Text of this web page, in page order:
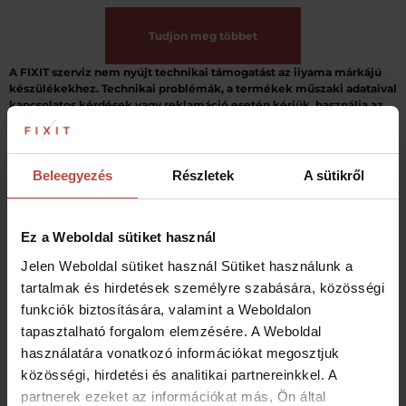
Beleegyezés Részletek A sütikről
Ez a Weboldal sütiket használ
Jelen Weboldal sütiket használ Sütiket használunk a
tartalmak és hirdetések személyre szabására, közösségi
funkciók biztosítására, valamint a Weboldalon
tapasztalható forgalom elemzésére. A Weboldal
használatára vonatkozó információkat megosztjuk
közösségi, hirdetési és analitikai partnereinkkel. A
partnerek ezeket az információkat más, Ön által
Tudjon meg többet
A FIXIT szerviz nem nyújt technikai támogatást az iiyama márkájú
készülékekhez. Technikai problémák, a termékek műszaki adataival
kapcsolatos kérdések vagy reklamáció esetén kérjük, használja az
alábbi kapcsolatfelvételi űrlapot:
Műszaki kérdések
vagy hívja a következő telefonszámot:
REKLAMÁCIÓS FOLYAMAT
Lépésről lépésre – így egyszerűen javíthatja meg
készülékét a Fixit-tel!